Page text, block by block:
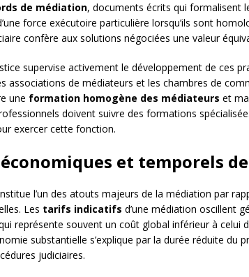
de médiation, documents écrits qui formalisent
force exécutoire particulière lorsqu’ils sont
confère aux solutions négociées une valeur
supervise activement le développement de ces
associations de médiateurs et les chambres de
une formation homogène des médiateurs et
doivent suivre des formations
exercer cette fonction.
et temporels
l’un des atouts majeurs de la médiation par
Les tarifs indicatifs d’une médiation oscillent
représente souvent un coût global inférieur à celui
substantielle s’explique par la durée réduite du
judiciaires.